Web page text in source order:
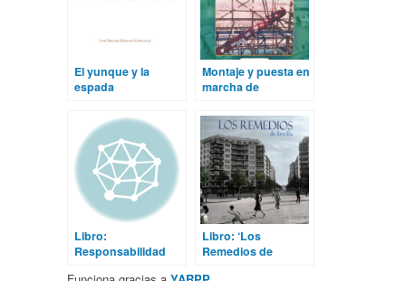
El yunque y la
espada
Montaje y puesta en
marcha de
ciclos combinados
Libro:
Responsabilidad
Libro: ‘Los
Remedios de